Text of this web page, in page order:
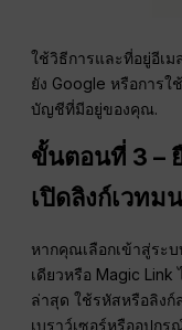
ใช้วิธีการและที่อยู่อีเม
ยัง Google หรือการ
บัญชีที่มีอยู่ของคุณ.
ขั้นตอนที่ 3 –
เปิดลิงก์เวทม
หากคุณเลือกเข้าสู่ระ
เดียวหรือ Magic
ล่าสุด ใช้รหัสหรือลิง
เบราว์เซอร์หรืออุปก